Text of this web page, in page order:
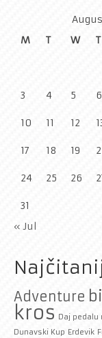
M
T W T
3 4 5 6
10 11 12
17 18 19
24 25 26
31
« Jul
Adventure
kros Daj pedalu
Dunavski Kup Erdevik